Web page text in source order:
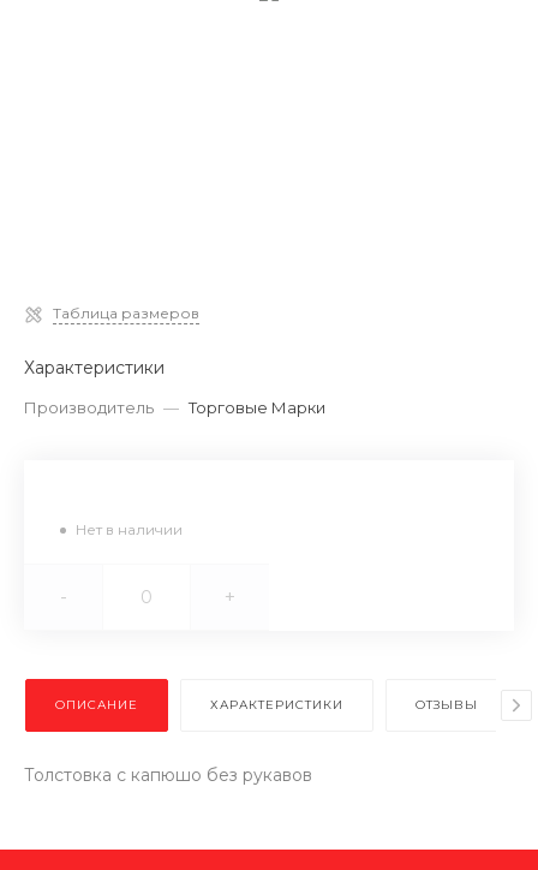
Таблица размеров
Характеристики
Производитель — Торговые Марки
Нет в наличии
- +
ОПИСАНИЕ ХАРАКТЕРИСТИКИ ОТЗЫВЫ
Толстовка с капюшо без рукавов